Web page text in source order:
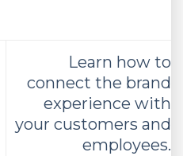
Learn how to
connect the brand
experience with
your customers and
employees.